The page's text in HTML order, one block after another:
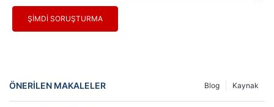
ŞIMDI SORUŞTURMA
ÖNERILEN MAKALELER Kaynak
Blog